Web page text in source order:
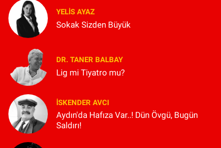
YELIS AYAZ
Sokak Sizden Büyük
DR. TANER BALBAY
Lig mi Tiyatro mu?
İSKENDER AVCI
Aydın'da Hafıza Var..! Dün Övgü, Bugün
Saldırı!